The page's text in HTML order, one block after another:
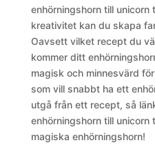
enhörningshorn till
kreativitet kan du skapa
Oavsett vilket recept du
kommer ditt
magisk och minnesvärd
som vill snabbt ha ett
utgå från ett recept, så
enhörningshorn till unicorn
magiska enhörningshorn!